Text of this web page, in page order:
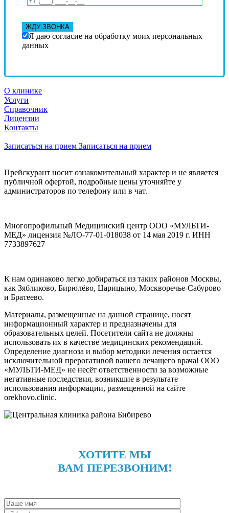
Я даю согласие на обработку моих персональных
данных
О клинике
Услуги
Справочник
Лицензии
Контакты
Записаться на прием Записаться на прием
Прейскурант носит ознакомительный характер и не является
публичной офертой, подробные цены уточняйте у
администраторов по телефону или в чат.
Многопрофильный Медицинский центр ООО «МУЛЬТИ-
МЕД» лицензия №ЛО-77-01-018038 от 14 мая 2019 г. ИНН
7733897627
К нам одинаково легко добираться из таких районов Москвы,
как Зябликово, Бирюлёво, Царицыно, Москворечье-Сабурово
и Братеево.
Материалы, размещенные на данной странице, носят
информационный характер и предназначены для
образовательных целей. Посетители сайта не должны
использовать их в качестве медицинских рекомендаций.
Определение диагноза и выбор методики лечения остается
исключительной прерогативой вашего лечащего врача! ООО
«МУЛЬТИ-МЕД» не несёт ответственности за возможные
негативные последствия, возникшие в результате
использования информации, размещенной на сайте
orekhovo.clinic.
ХОТИТЕ МЫ
ВАМ ПЕРЕЗВОНИМ!